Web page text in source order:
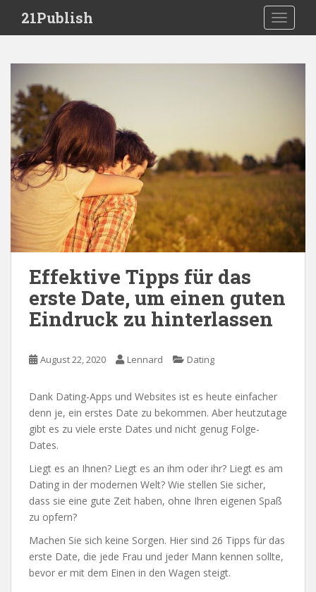
i
21Publish
Effektive Tipps für das
erste Date, um einen guten
Eindruck zu hinterlassen
August 22, 2020 Lennard Dating
Dank Dating-Apps und Websites ist es heute einfacher
denn je, ein erstes Date zu bekommen. Aber heutzutage
gibt es zu viele erste Dates und nicht genug Folge-
Dates.
Liegt es an Ihnen? Liegt es an ihm oder ihr? Liegt es am
Dating in der modernen Welt? Wie stellen Sie sicher,
dass sie eine gute Zeit haben, ohne Ihren eigenen Spaß
zu opfern?
Machen Sie sich keine Sorgen. Hier sind 26 Tipps für das
erste Date, die jede Frau und jeder Mann kennen sollte,
bevor er mit dem Einen in den Wagen steigt.